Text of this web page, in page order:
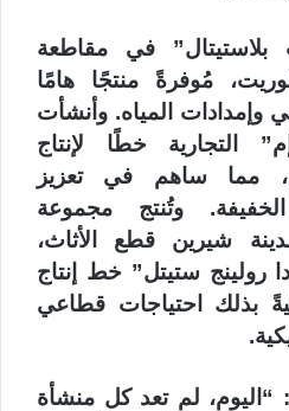
في مقاطعة
مُوفرةً منتجًا هامًا
المياه. وأنشأت
التجارية خطًا لإنتاج
مما ساهم في تعزيز
وتُنتج مجموعة
شيرين قطع الأثاث،
رولينج ستيتل” خط إنتاج
بذلك احتياجات قطاعي
“اليوم، لم تعد كل منشأة